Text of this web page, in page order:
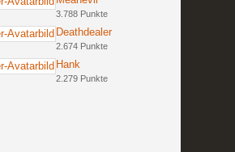
3.788 Punkte
Deathdealer
2.674 Punkte
Hank
2.279 Punkte